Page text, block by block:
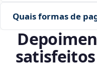
Quais formas de